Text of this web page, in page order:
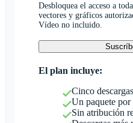
Desbloquea el acceso a
vectores y gráficos
Vídeo no incluido.
El plan incluye:
Cinco
Un paquete por
Sin atribución